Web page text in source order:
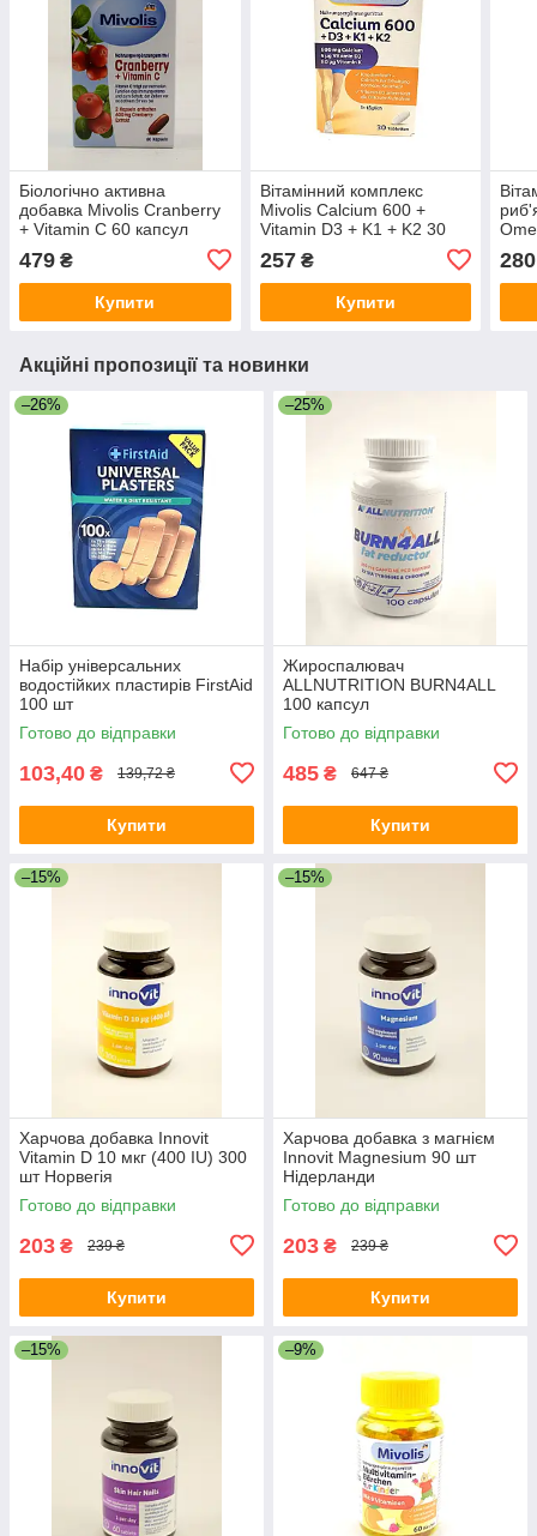
Біологічно активна
добавка Mivolis Cranberry
+ Vitamin C 60 капсул
479 ₴
Купити
Вітамінний комплекс
Mivolis Calcium 600 +
Vitamin D3 + K1 + K2 30
257₴
Купити
280
Акційні пропозиції та новинки
–26%
Набір універсальних
водостійких пластирів FirstAid
100 шт
Готово до відправки
103,40 ₴ 139,72 ₴
Купити
–25%
Жироспалювач
ALLNUTRITION BURN4ALL
100 капсул
Готово до відправки
485 ₴ 647 ₴
Купити
–15%
Харчова добавка Innovit
Vitamin D 10 мкг (400 IU) 300
шт Норвегія
Готово до відправки
203 ₴ 239 ₴
Купити
–15%
Харчова добавка з магнієм
Innovit Magnesium 90 шт
Нідерланди
Готово до відправки
203 ₴ 239 ₴
Купити
–15% –9%